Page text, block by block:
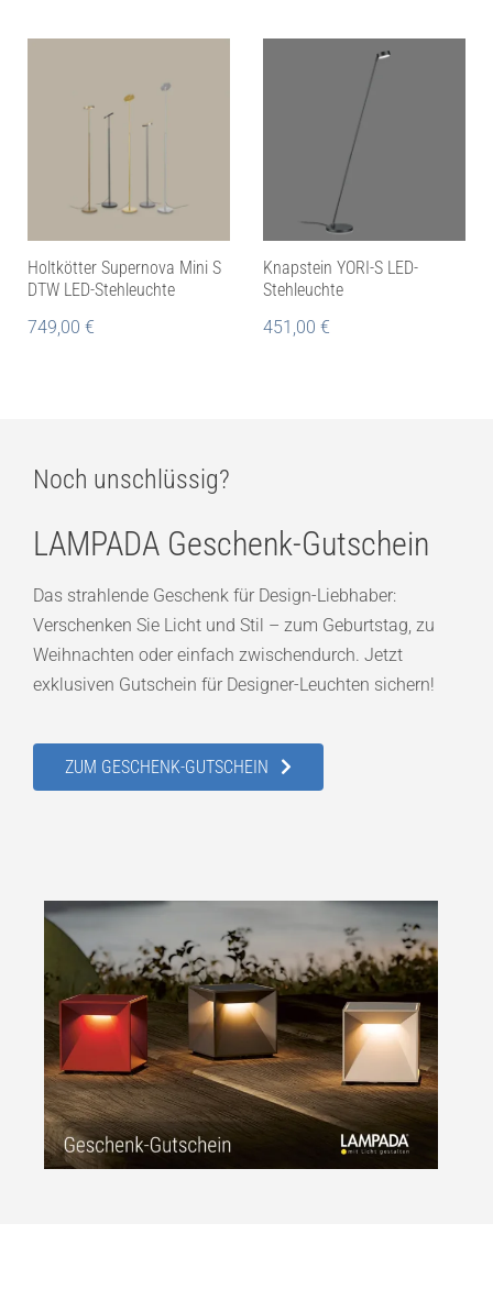
Holtkötter Supernova Mini S
DTW LED-Stehleuchte
749,00 €
Knapstein YORI-S LED-
Stehleuchte
451,00 €
Noch unschlüssig?
LAMPADA Geschenk-Gutschein
Das strahlende Geschenk für Design-Liebhaber:
Verschenken Sie Licht und Stil – zum Geburtstag, zu
Weihnachten oder einfach zwischendurch. Jetzt
exklusiven Gutschein für Designer-Leuchten sichern!
ZUM GESCHENK-GUTSCHEIN